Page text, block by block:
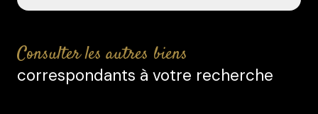
consulter les autres biens
correspondants à votre recherche